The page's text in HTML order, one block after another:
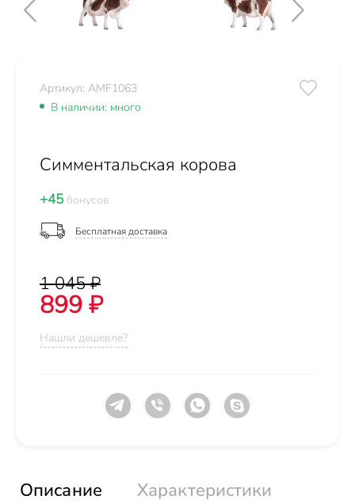
Артикул: AMF1063
В наличии: много
Симментальская корова
+45 бонусов
Бесплатная доставка
1 045 ₽
899 ₽
Нашли дешевле?
Описание
Характеристики